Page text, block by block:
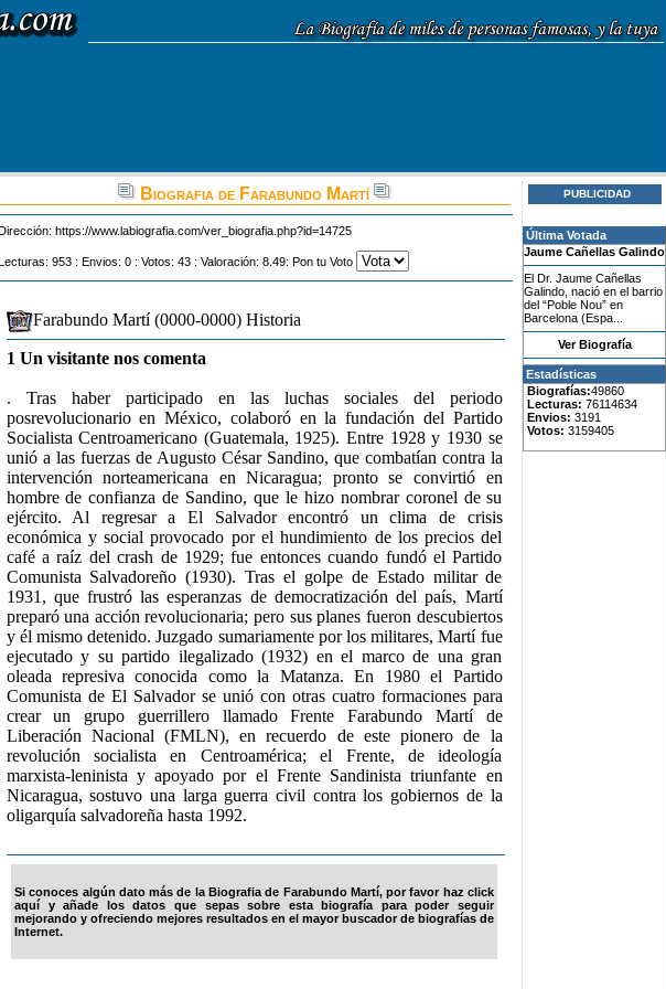
Biografia de Farabundo Martí
https://www.labiografia.com/ver_biografia.php?id=14725
953 : Envios: 0 : Votos: 43 : Valoración: 8.49: Pon tu Voto
Farabundo Martí (0000-0000) Historia
1 Un visitante nos comenta
. Tras haber participado en las luchas sociales del periodo
posrevolucionario en México, colaboró en la fundación del Partido
Socialista Centroamericano (Guatemala, 1925). Entre 1928 y 1930 se
unió a las fuerzas de Augusto César Sandino, que combatían contra la
intervención norteamericana en Nicaragua; pronto se convirtió en
hombre de confianza de Sandino, que le hizo nombrar coronel de su
ejército. Al regresar a El Salvador encontró un clima de crisis
económica y social provocado por el hundimiento de los precios del
café a raíz del crash de 1929; fue entonces cuando fundó el Partido
Comunista Salvadoreño (1930). Tras el golpe de Estado militar de
1931, que frustró las esperanzas de democratización del país, Martí
preparó una acción revolucionaria; pero sus planes fueron descubiertos
y él mismo detenido. Juzgado sumariamente por los militares, Martí fue
ejecutado y su partido ilegalizado (1932) en el marco de una gran
oleada represiva conocida como la Matanza. En 1980 el Partido
Comunista de El Salvador se unió con otras cuatro formaciones para
crear un grupo guerrillero llamado Frente Farabundo Martí de
Liberación Nacional (FMLN), en recuerdo de este pionero de la
revolución socialista en Centroamérica; el Frente, de ideología
marxista-leninista y apoyado por el Frente Sandinista triunfante en
Nicaragua, sostuvo una larga guerra civil contra los gobiernos de la
oligarquía salvadoreña hasta 1992.
Si conoces algún dato más de la Biografia de Farabundo Martí, por favor haz click
aquí y añade los datos que sepas sobre esta biografía para poder seguir
mejorando y ofreciendo mejores resultados en el mayor buscador de biografías de
Internet.
PUBLICIDAD
Última Votada
Jaume Cañellas Galindo
El Dr. Jaume Cañellas
Galindo, nació en el barrio
del “Poble Nou” en
Barcelona (Espa...
Ver Biografía
Estadísticas
Biografías:49860
Lecturas: 76114634
Envios: 3191
Votos: 3159405